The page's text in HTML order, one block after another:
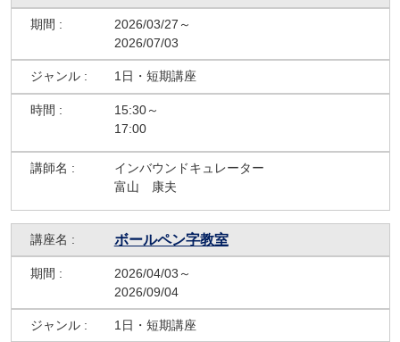
2026/03/27～
2026/07/03
1日・短期講座
15:30～
17:00
インバウンドキュレーター
富山 康夫
ボールペン字教室
2026/04/03～
2026/09/04
1日・短期講座